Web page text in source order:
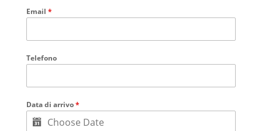
Email *
Telefono
Data di arrivo*